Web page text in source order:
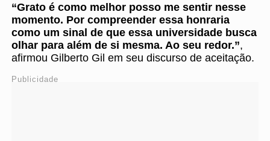
“Grato é como melhor posso me sentir nesse
momento. Por compreender essa honraria
como um sinal de que essa universidade busca
olhar para além de si mesma. Ao seu redor.”,
afirmou Gilberto Gil em seu discurso de aceitação.
Publicidade